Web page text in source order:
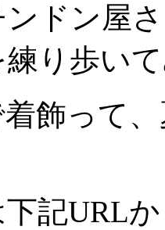
ドン屋
練り歩い
飾って
記URL